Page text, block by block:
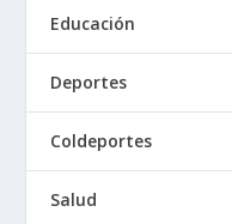
Educación
Deportes
Coldeportes
Salud